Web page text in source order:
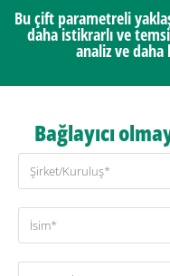
Bu çift parametreli
daha istikrarlı ve
analiz ve
Bağlayıcı